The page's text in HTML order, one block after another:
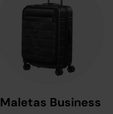
Maletas Business